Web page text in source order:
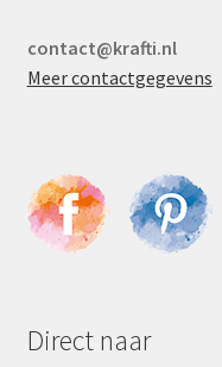
contact@krafti.nl
Meer contactgegevens
Direct naar